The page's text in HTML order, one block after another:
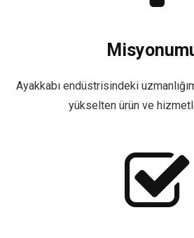
Ayakkabı endüstrisindeki
yükselten ürün ve